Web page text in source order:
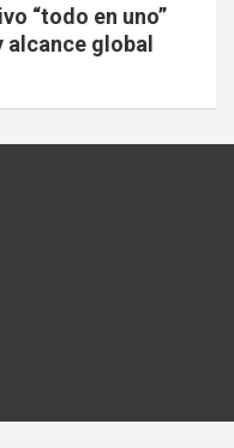
“todo en uno”
alcance global